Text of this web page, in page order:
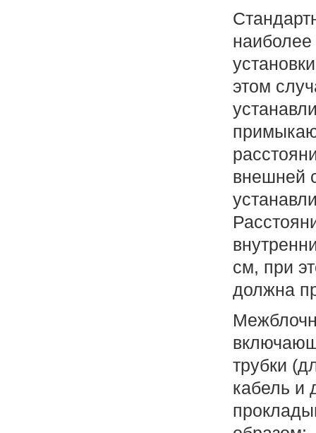
наиболее
этом
внешней
см, при
должна
трубки
кабель и